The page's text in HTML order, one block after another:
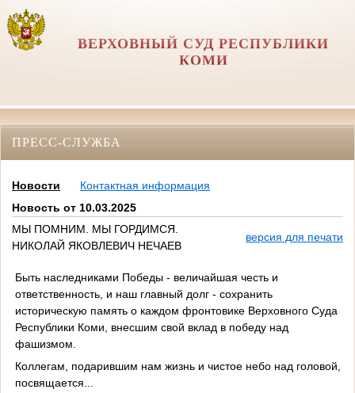
ВЕРХОВНЫЙ СУД РЕСПУБЛИКИ
КОМИ
ПРЕСС-СЛУЖБА
Новости
Контактная информация
Новость от 10.03.2025
МЫ ПОМНИМ. МЫ ГОРДИМСЯ.
НИКОЛАЙ ЯКОВЛЕВИЧ НЕЧАЕВ
версия для печати
Быть наследниками Победы - величайшая честь и
ответственность, и наш главный долг - сохранить
историческую память о каждом фронтовике Верховного Суда
Республики Коми, внесшим свой вклад в победу над
фашизмом.
Коллегам, подарившим нам жизнь и чистое небо над головой,
посвящается...